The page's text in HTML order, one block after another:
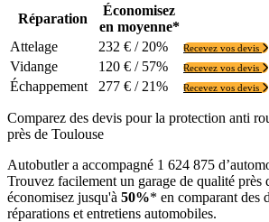
Réparation
Économisez
en moyenne*
Attelage
232 € / 20% Recevez vos devis
Vidange 120 € / 57% Recevez vos devis
Échappement 277 € / 21% Recevez vos devis
Comparez des devis pour la protection anti
près de Toulouse
Autobutler a accompagné 1 624 875
Trouvez facilement un garage de qualité près
économisez jusqu'à 50%* en comparant des
réparations et entretiens automobiles.